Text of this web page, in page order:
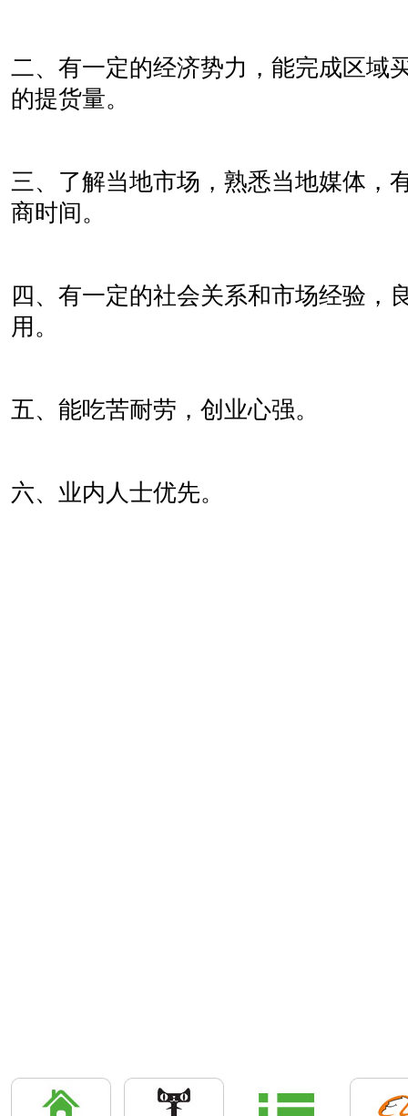
二、有一定的经济势力，能完成区域
的提货量。
三、了解当地市场，熟悉当地媒体，
商时间。
四、有一定的社会关系和市场经验，
用。
五、能吃苦耐劳，创业心强。
六、业内人士优先。